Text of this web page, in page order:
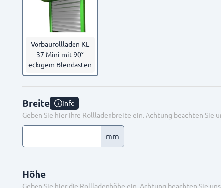
Vorbaurollladen KL
37 Mini mit 90°
eckigem Blendasten
Breite
Info
Geben Sie hier Ihre Rollladenbreite ein. Achtung beachten Sie
mm
Höhe
Geben Sie hier die Rollladenhöhe ein. Achtung beachten Sie